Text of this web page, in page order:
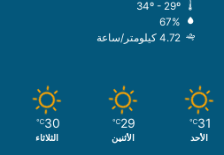
67%
4.72 كيلومتر/ساعة
31
℃
الأحد
29
℃
الأثنين
30
℃
الثلاثاء